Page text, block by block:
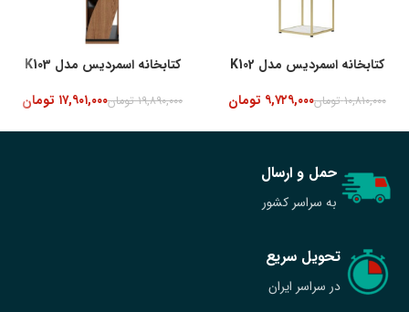
کتابخانه اسمردیس مدل K102
۱۰,۸۱۰,۰۰۰ تومان۹,۷۲۹,۰۰۰ تومان
کتابخانه اسمردیس مدل K103
۱۹,۸۹۰,۰۰۰ تومان۱۷,۹۰۱,۰۰۰ تومان
تحویل سریع
در سراسر ایران
حمل و ارسال
به سراسر کشور